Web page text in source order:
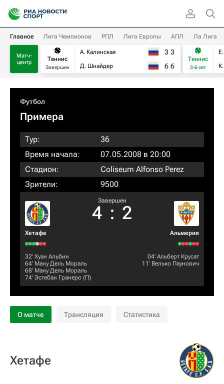
Главное Лига Чемпионов РПЛ Лига Европы АПЛ Ла Лига
Матч-
центр
Теннис
Завершен
А. Калинская
Д. Шнайдер
3 3
6 6
Теннис
3-й сет
Футбол
Примера
Тур:
36
Время начала:
07.05.2008 в 20:00
Стадион:
Coliseum Alfonso Perez
Зрители:
9500
Хетафе
Завершен
4 : 2
Альмерия
32‎’‎ Хуан Альбин
64‎’‎ Ману Дель Мораль
68‎’‎ Ману Дель Мораль
74‎’‎ Эстебан Гранеро (П)
04‎’‎ Альберт Крусат
11‎’‎ Велько Паунович
О матче Трансляция Статистика
Хетафе